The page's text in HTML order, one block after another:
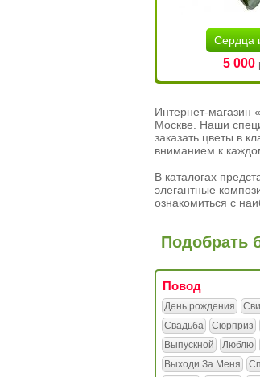
Сердца
5 000
Интернет-магазин
Москве. Наши
заказать цветы в
вниманием к
В каталогах
элегантные
ознакомиться с
Подобрать
Повод
День рождения
Свадьба
Сюрприз
Выпускной
Люблю
Выходи За Меня